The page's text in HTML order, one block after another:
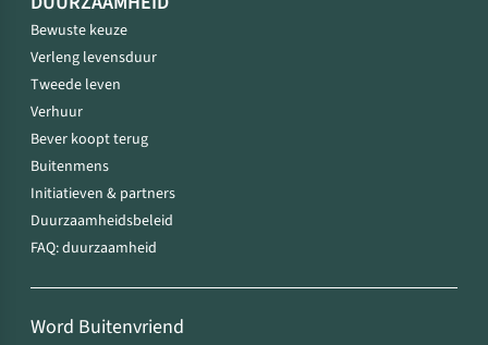
Bewuste keuze
Verleng levensduur
Tweede leven
Verhuur
Bever koopt terug
Buitenmens
Initiatieven & partners
Duurzaamheidsbeleid
FAQ: duurzaamheid
Word Buitenvriend